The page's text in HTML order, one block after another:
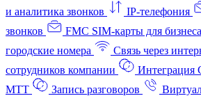
и аналитика звонков
IP-телефония
звонков
FMC SIM-карты для бизнеса
городские номера
Связь через
сотрудников компании
Интеграция
МТТ
Запись разговоров